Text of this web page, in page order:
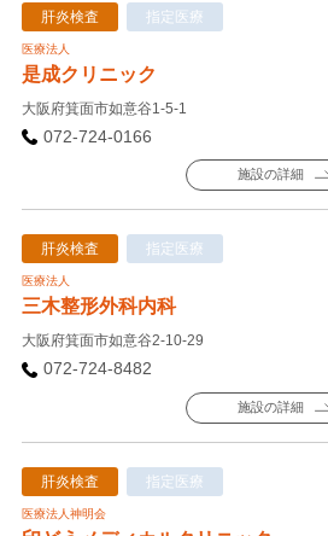
肝炎検査 指定医療
医療法人
是成クリニック
大阪府箕面市如意谷1-5-1
072-724-0166
施設の詳細
肝炎検査 指定医療
医療法人
三木整形外科内科
大阪府箕面市如意谷2-10-29
072-724-8482
施設の詳細
肝炎検査 指定医療
医療法人神明会